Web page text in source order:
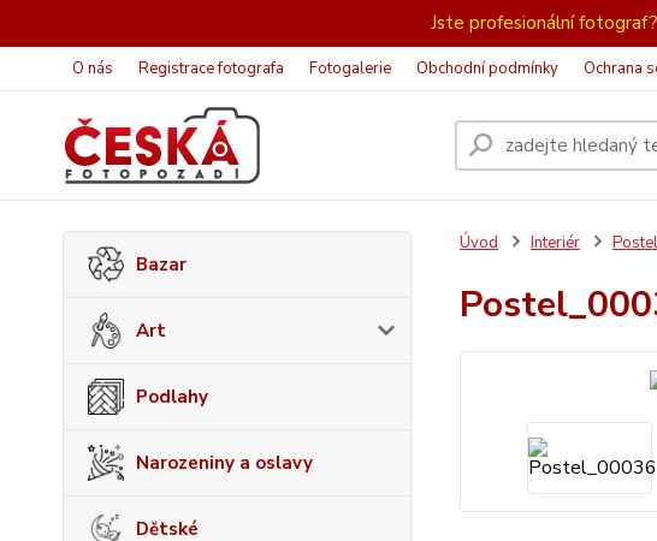
Jste profesionální
O nás Registrace fotografa Fotogalerie Obchodní podmínky Ochrana
Bazar
Art
Podlahy
Narozeniny a oslavy
Dětské
Úvod Interiér